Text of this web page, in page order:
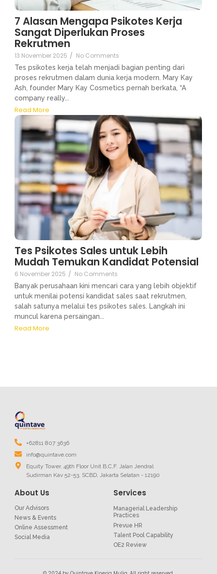
7 Alasan Mengapa Psikotes Kerja
Sangat Diperlukan Proses
Rekrutmen
13 November 2025 / No Comments
Tes psikotes kerja telah menjadi bagian penting dari
proses rekrutmen dalam dunia kerja modern. Mary Kay
Ash, founder Mary Kay Cosmetics pernah berkata, “A
company really...
Read More
Tes Psikotes Sales untuk Lebih
Mudah Temukan Kandidat Potensial
6 November 2025 / No Comments
Banyak perusahaan kini mencari cara yang lebih objektif
untuk menilai potensi kandidat sales saat rekrutmen,
salah satunya melalui tes psikotes sales. Langkah ini
muncul karena persaingan...
Read More
+62811 807 3636
info@quintave.com
Equity Tower, 49th Floor Unit B,C,F. Jalan Jendral
Sudirman Kav 52-53, SCBD, Jakarta Selatan - 12190
About Us
Our Advisors
News & Events
Online Assessment
Social Media
Services
Managerial Leadership
Practices
Prevue HR
Talent Pool Capability
OE2 Review